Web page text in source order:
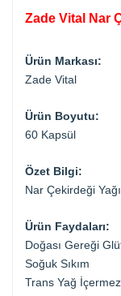
Zade Vital Nar
Ürün Markası:
Zade Vital
Ürün Boyutu:
60 Kapsül
Özet Bilgi:
Nar Çekirdeği
Ürün Faydaları:
Doğası Gereği
Soğuk Sıkım
Trans Yağ İçermez